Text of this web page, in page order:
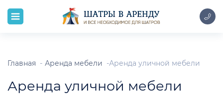
Главная Аренда мебели Аренда уличной мебели
Аренда уличной мебели